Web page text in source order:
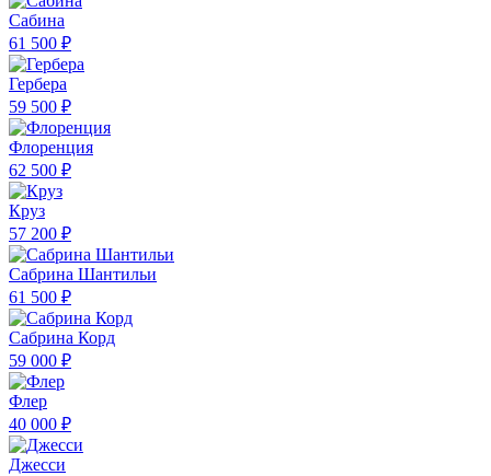
Сабина
61 500 ₽
Гербера
59 500 ₽
Флоренция
62 500 ₽
Круз
57 200 ₽
Сабрина Шантильи
61 500 ₽
Сабрина Корд
59 000 ₽
Флер
40 000 ₽
Джесси